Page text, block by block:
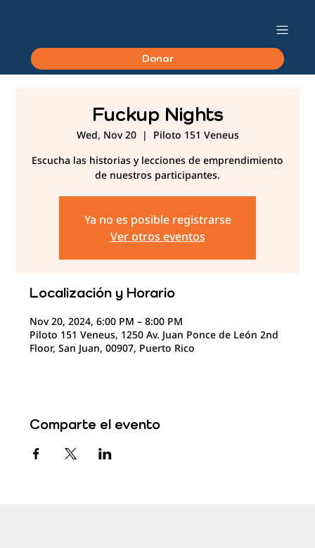
Donar
Fuckup Nights
Wed, Nov 20
  |
Piloto 151 Veneus
Escucha las historias y lecciones de emprendimiento
de nuestros participantes.
Ya no es posible registrarse
Ver otros eventos
Localización y Horario
Nov 20, 2024, 6:00 PM – 8:00 PM
Piloto 151 Veneus, 1250 Av. Juan Ponce de León 2nd
Floor, San Juan, 00907, Puerto Rico
Comparte el evento